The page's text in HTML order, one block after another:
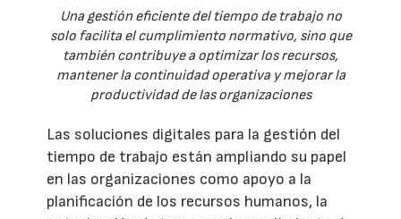
Una gestión eficiente del tiempo de trabajo no
solo facilita el cumplimiento normativo, sino que
también contribuye a optimizar los recursos,
mantener la continuidad operativa y mejorar la
productividad de las organizaciones
Las soluciones digitales para la gestión del
tiempo de trabajo están ampliando su papel
en las organizaciones como apoyo a la
planificación de los recursos humanos, la